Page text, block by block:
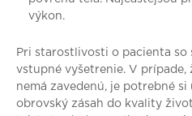
výkon.
Pri starostlivosti o pacienta
vstupné vyšetrenie. V prípade,
nemá zavedenú, je potrebné
obrovský zásah do kvality